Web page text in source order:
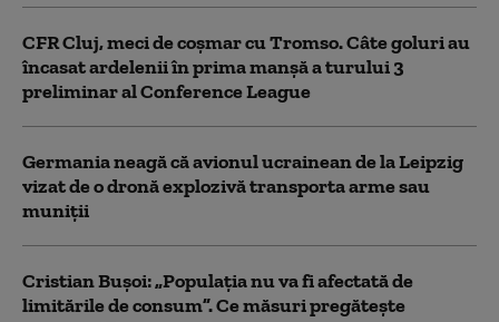
CFR Cluj, meci de coșmar cu Tromso. Câte goluri au
încasat ardelenii în prima manşă a turului 3
preliminar al Conference League
Germania neagă că avionul ucrainean de la Leipzig
vizat de o dronă explozivă transporta arme sau
muniţii
Cristian Bușoi: „Populația nu va fi afectată de
limitările de consum”. Ce măsuri pregătește